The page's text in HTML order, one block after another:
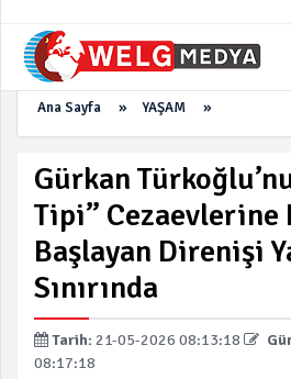
Ana Sayfa » YAŞAM »
Gürkan
Tipi” Cezaevlerine
Başlayan Direnişi
Sınırında
Tarih: 21-05-2026 08:13:18
08:17:18